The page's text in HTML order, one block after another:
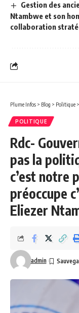
Gestion des
Ntambwe et son
collaboration
Plume Infos > Blog > Politique >
POLITIQUE
Rdc-
pas la
c’est notre
préoccupe
Eliezer
admin